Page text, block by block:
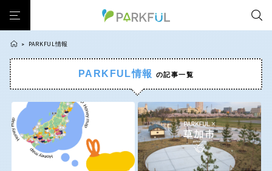
大型遊具
自然が豊か 梅・桜の名所 景色が良い 水遊び
テニスコート 野球場 紅葉の名所 バーベキュー
カフェ・レストラン サッカー・フットサル ランニングコース
動物園・ふれあい 歴史・文化財 日本庭園 紅葉の美しい公園
北海道 青森
岩手 宮城
幼児向け
自然が豊か 梅・桜の名所
景色が良い 水遊び
テニスコート 野球場
> PARKFUL情報
PARKFUL情報 の記事一覧